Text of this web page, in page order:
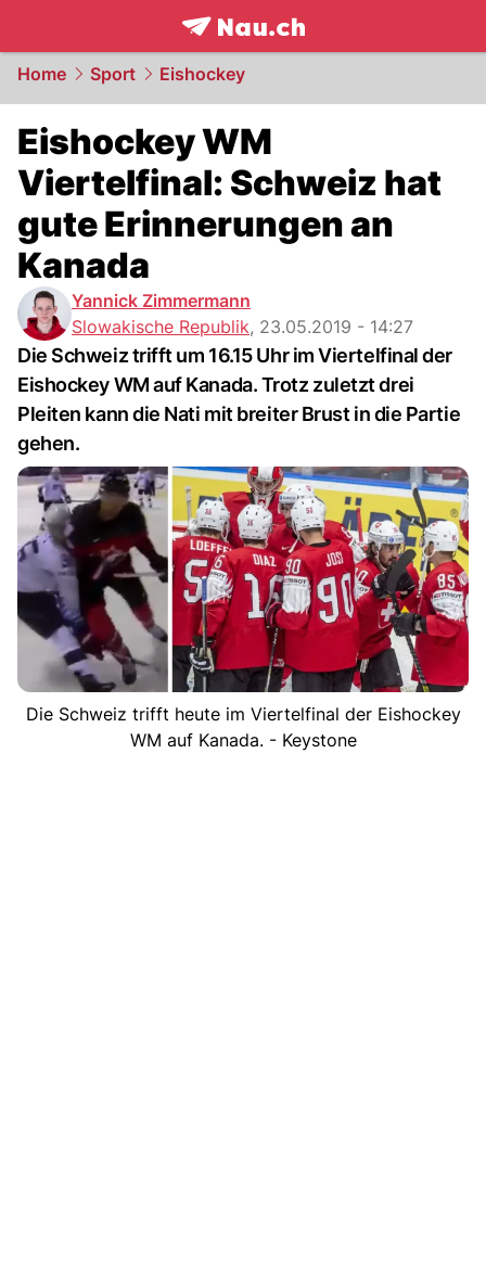
frontpage.NAU.ch
Home Sport Eishockey
Eishockey WM
Viertelfinal: Schweiz hat
gute Erinnerungen an
Kanada
Yannick Zimmermann
Slowakische Republik, 23.05.2019 - 14:27
Die Schweiz trifft um 16.15 Uhr im Viertelfinal der
Eishockey WM auf Kanada. Trotz zuletzt drei
Pleiten kann die Nati mit breiter Brust in die Partie
gehen.
Die Schweiz trifft heute im Viertelfinal der Eishockey
WM auf Kanada. - Keystone